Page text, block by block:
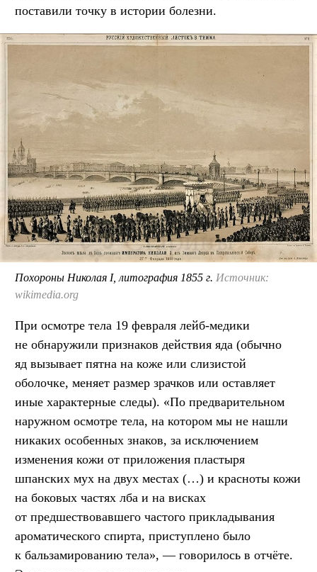
поставили точку в истории болезни.
Похороны Николая I, литография 1855 г. Источник:
wikimedia.org
При осмотре тела 19 февраля лейб-медики
не обнаружили признаков действия яда (обычно
яд вызывает пятна на коже или слизистой
оболочке, меняет размер зрачков или оставляет
иные характерные следы). «По предварительном
наружном осмотре тела, на котором мы не нашли
никаких особенных знаков, за исключением
изменения кожи от приложения пластыря
шпанских мух на двух местах (…) и красноты кожи
на боковых частях лба и на висках
от предшествовавшего частого прикладывания
ароматического спирта, приступлено было
к бальзамированию тела», — говорилось в отчёте.